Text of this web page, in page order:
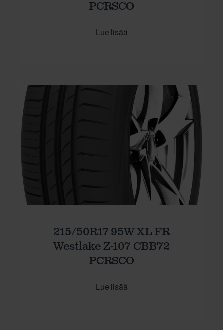
PCRSCO
Lue lisää
215/50R17 95W XL FR
Westlake Z-107 CBB72
PCRSCO
Lue lisää